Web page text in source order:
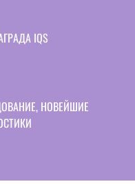
IQS
НОВЕЙШИЕ